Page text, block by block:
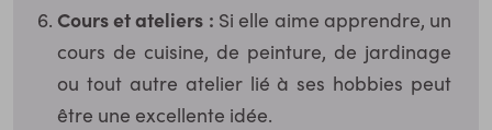
Cours et ateliers : Si elle aime apprendre, un
cours de cuisine, de peinture, de jardinage
ou tout autre atelier lié à ses hobbies peut
être une excellente idée.